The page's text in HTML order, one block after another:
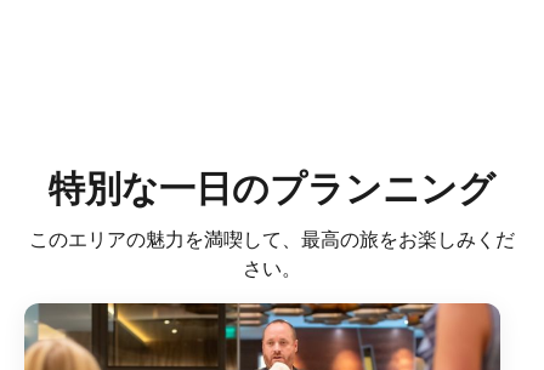
特別な一日のプランニング
このエリアの魅力を満喫して、最高の旅をお楽しみくだ
さい。